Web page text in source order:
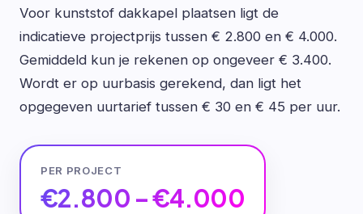
Voor kunststof dakkapel plaatsen ligt de
indicatieve projectprijs tussen € 2.800 en € 4.000.
Gemiddeld kun je rekenen op ongeveer € 3.400.
Wordt er op uurbasis gerekend, dan ligt het
opgegeven uurtarief tussen € 30 en € 45 per uur.
PER PROJECT
€2.800 – €4.000